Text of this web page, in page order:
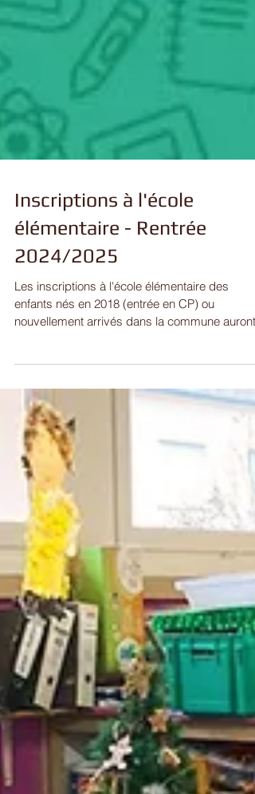
2024/2025
Les inscriptions à l'école élémentaire des
enfants nés en 2018 (entrée en CP) ou
nouvellement arrivés dans la commune auront
lieu les...